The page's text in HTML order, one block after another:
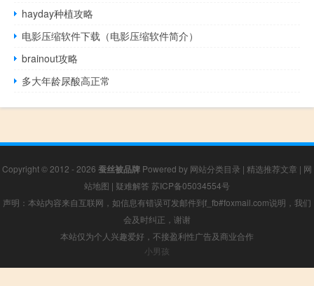
hayday种植攻略
电影压缩软件下载（电影压缩软件简介）
brainout攻略
多大年龄尿酸高正常
Copyright © 2012 - 2026 蚕丝被品牌 Powered by 网站分类目录 | 精选推荐文章 | 网
站地图 | 疑难解答 苏ICP备05034554号
声明：本站内容来自互联网，如信息有错误可发邮件到f_fb#foxmail.com说明，我们
会及时纠正，谢谢
本站仅为个人兴趣爱好，不接盈利性广告及商业合作
小男孩